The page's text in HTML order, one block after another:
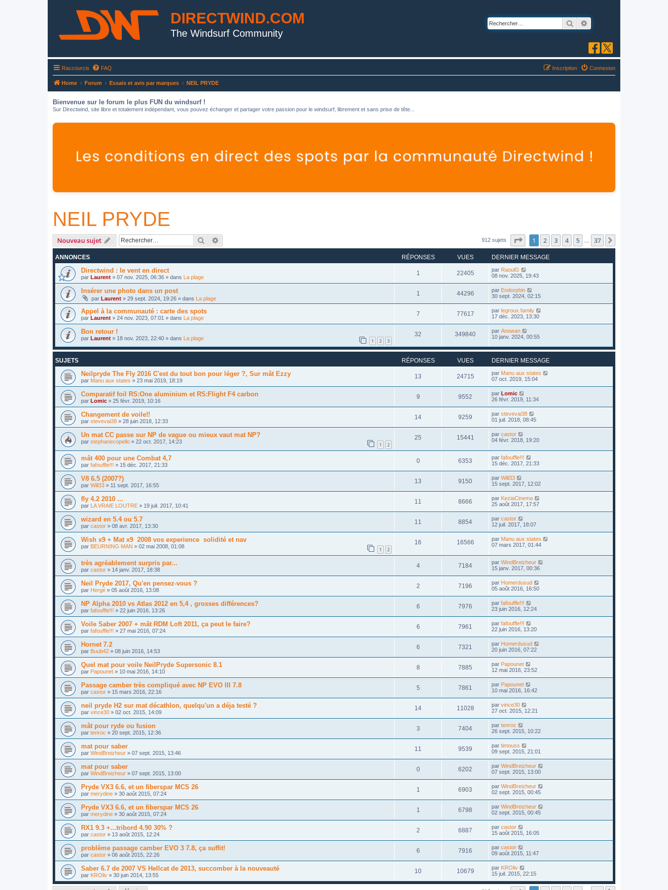
DIRECTWIND.COM
The Windsurf Community
Rechercher
Raccourcis FAQ Connexion
Inscription
Home Forum Essais et avis par marques NEIL PRYDE
Bienvenue sur le forum le plus FUN du windsurf !
Sur Directwind, site libre et totalement indépendant, vous pouvez échanger et partager votre passion pour le windsurf, librement et sans prise de tête...
NEIL PRYDE
Nouveau sujet Rechercher 912 sujets Page sur37
1 2 3 4 5 37
ANNONCES RÉPONSES VUES DERNIER MESSAGE
Directwind : le vent en direct
par Laurent » 07 nov. 2025, 06:36 » dans La plage
1 22405 par RaoulG
08 nov. 2025, 19:43
Insérer une photo dans un post
par Laurent » 29 sept. 2024, 19:26 » dans La plage
1 44296 par Endorphin
30 sept. 2024, 02:15
Appel à la communauté : carte des spots
par Laurent » 24 nov. 2023, 07:01 » dans La plage
7 77617 par legroux.family
17 déc. 2023, 13:30
Bon retour !
par Laurent » 18 nov. 2023, 22:40 » dans La plage 1 2 3
32 349840 par Anowan
10 janv. 2024, 00:55
SUJETS RÉPONSES VUES DERNIER MESSAGE
Neilpryde The Fly 2016 C'est du tout bon pour léger ?, Sur mât Ezzy
par Manu aux states » 23 mai 2019, 18:19
13 24715 par Manu aux states
07 oct. 2019, 15:04
Comparatif foil RS:One aluminium et RS:Flight F4 carbon
par Lomic » 25 févr. 2019, 10:16
9 9552 par Lomic
26 févr. 2019, 11:34
Changement de voile!!
par stevevai38 » 28 juin 2018, 12:33
14 9259 par stevevai38
01 juil. 2018, 08:45
Un mat CC passe sur NP de vague ou mieux vaut mat NP?
par stephanecopello » 22 oct. 2017, 14:23 1 2
25 15441 par castor
04 févr. 2018, 19:20
mât 400 pour une Combat 4,7
par fafouffle!!! » 15 déc. 2017, 21:33
0 6353 par fafouffle!!!
15 déc. 2017, 21:33
V8 6.5 (2007?)
par Will33 » 11 sept. 2017, 16:55
13 9150 par Will33
15 sept. 2017, 12:02
fly 4.2 2010 ...
par LA VRAIE LOUTRE » 19 juil. 2017, 10:41
11 8666 par KeziaCinema
25 août 2017, 17:57
wizard en 5.4 ou 5.7
par castor » 08 avr. 2017, 13:30
11 8854 par castor
12 juil. 2017, 18:07
Wish x9 + Mat x9 2008 vos experience solidité et nav
par BEURNING MAN » 02 mai 2008, 01:08 1 2
16 16566 par Manu aux states
07 mars 2017, 01:44
très agréablement surpris par...
par castor » 14 janv. 2017, 18:38
4 7184 par WindBreizheur
15 janv. 2017, 00:36
Neil Pryde 2017, Qu'en pensez-vous ?
par Hergé » 05 août 2016, 13:08
2 7196 par Homerdusud
05 août 2016, 16:50
NP Alpha 2010 vs Atlas 2012 en 5,4 , grosses différences?
par fafouffle!!! » 22 juin 2016, 13:26
6 7976 par fafouffle!!!
23 juin 2016, 12:24
Voile Saber 2007 + mât RDM Loft 2011, ça peut le faire?
par fafouffle!!! » 27 mai 2016, 07:24
6 7961 par fafouffle!!!
22 juin 2016, 13:20
Hornet 7.2
par Buub42 » 08 juin 2016, 14:53
6 7321 par Homerdusud
20 juin 2016, 07:22
Quel mat pour voile NeilPryde Supersonic 8.1
par Papounet » 10 mai 2016, 14:10
8 7885 par Papounet
12 mai 2016, 23:52
Passage camber très compliqué avec NP EVO III 7.8
par castor » 15 mars 2016, 22:16
5 7861 par Papounet
10 mai 2016, 16:42
neil pryde H2 sur mat décathlon, quelqu'un a déja testé ?
par vince30 » 02 oct. 2015, 14:09
14 11028 par vince30
27 oct. 2015, 12:21
mât pour ryde ou fusion
par tenroc » 20 sept. 2015, 12:36
3 7404 par tenroc
26 sept. 2015, 10:22
mat pour saber
par WindBreizheur » 07 sept. 2015, 13:46
11 9539 par timouss
09 sept. 2015, 21:01
mat pour saber
par WindBreizheur » 07 sept. 2015, 13:00
0 6202 par WindBreizheur
07 sept. 2015, 13:00
Pryde VX3 6.6, et un fiberspar MCS 26
par merydine » 30 août 2015, 07:24
1 6903 par WindBreizheur
02 sept. 2015, 00:45
Pryde VX3 6.6, et un fiberspar MCS 26
par merydine » 30 août 2015, 07:24
1 6798 par WindBreizheur
02 sept. 2015, 00:45
RX1 9.3 +...tribord 4.90 30% ?
par castor » 13 août 2015, 12:24
2 6887 par castor
15 août 2015, 16:05
problème passage camber EVO 3 7.8, ça suffit!
par castor » 06 août 2015, 22:26
6 7916 par castor
09 août 2015, 11:47
Saber 6.7 de 2007 VS Hellcat de 2013, succomber à la nouveauté
par KROliv » 30 juin 2014, 13:55
10 10679 par KROliv
15 juil. 2015, 22:15